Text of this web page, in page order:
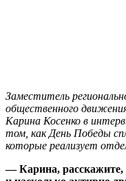
Заместитель
общественного
Карина Косенко в
том, как День Победы
которые реализует
— Карина,